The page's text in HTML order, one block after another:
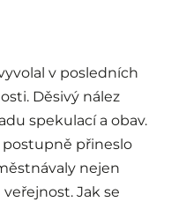
v posledních
Děsivý nález
spekulací a obav.
přineslo
nejen
Jak se